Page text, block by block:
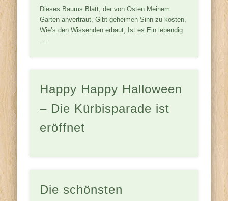
Dieses Baums Blatt, der von Osten Meinem
Garten anvertraut, Gibt geheimen Sinn zu kosten,
Wie’s den Wissenden erbaut, Ist es Ein lebendig
…
Happy Happy Halloween
– Die Kürbisparade ist
eröffnet
Die schönsten